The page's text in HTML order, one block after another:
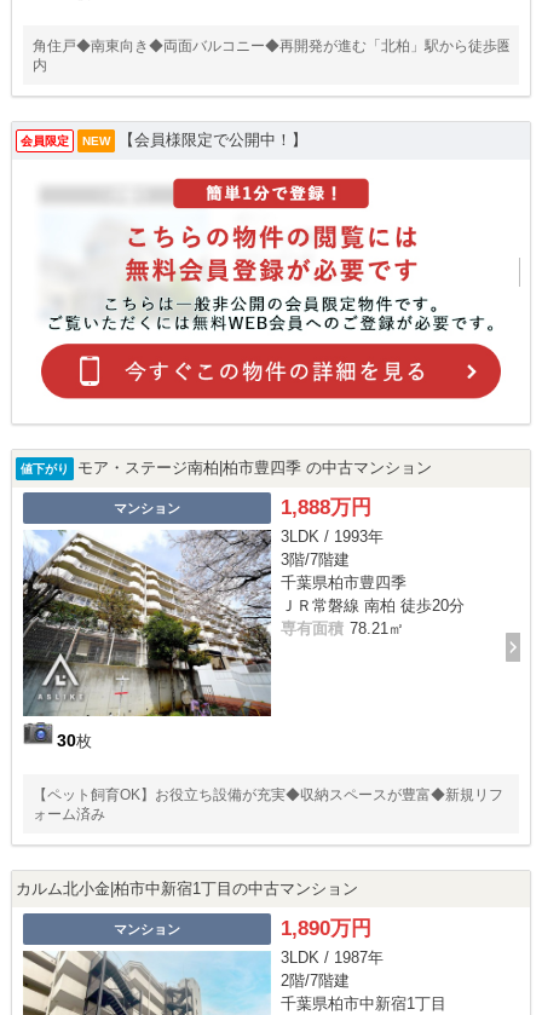
角住戸◆南東向き◆両面バルコニー◆再開発が進む「北柏」駅から徒歩圏
内
会員限定 NEW 【会員様限定で公開中！】
値下がり モア・ステージ南柏|柏市豊四季 の中古マンション
マンション
30枚
1,888万円
3LDK / 1993年
3階/7階建
千葉県柏市豊四季
ＪＲ常磐線 南柏 徒歩20分
専有面積 78.21㎡
【ペット飼育OK】お役立ち設備が充実◆収納スペースが豊富◆新規リフ
ォーム済み
カルム北小金|柏市中新宿1丁目の中古マンション
マンション 1,890万円
3LDK / 1987年
2階/7階建
千葉県柏市中新宿1丁目